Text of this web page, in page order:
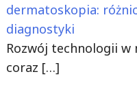
dermatoskopia:
diagnostyki
Rozwój technologii w
coraz […]